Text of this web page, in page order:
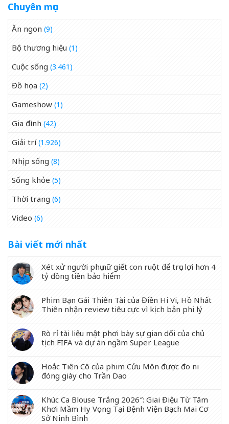
Chuyên mục
Ăn ngon (9)
Bộ thương hiệu (1)
Cuộc sống (3.461)
Đồ họa (2)
Gameshow (1)
Gia đình (42)
Giải trí(1.926)
Nhịp sống (8)
Sống khỏe (5)
Thời trang (6)
Video (6)
Bài viết mới nhất
Xét xử người phụ nữ giết con ruột để trục lợi hơn 4
tỷ đồng tiền bảo hiểm
Phim Bạn Gái Thiên Tài của Điền Hi Vi, Hồ Nhất
Thiên nhận review tiêu cực vì kịch bản phi lý
Rò rỉ tài liệu mật phơi bày sự gian dối của chủ
tịch FIFA và dự án ngầm Super League
Hoắc Tiên Cô của phim Cửu Môn được đo ni
đóng giày cho Trần Dao
Khúc Ca Blouse Trắng 2026″: Giai Điệu Từ Tâm
Khơi Mầm Hy Vọng Tại Bệnh Viện Bạch Mai Cơ
Sở Ninh Bình